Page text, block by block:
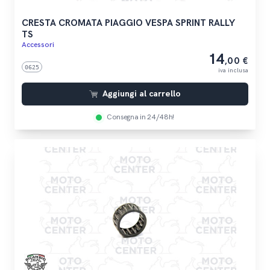
CRESTA CROMATA PIAGGIO VESPA SPRINT RALLY
TS
Accessori
0625 14,00 €
iva inclusa
Aggiungi al carrello
Consegna in 24/48h!